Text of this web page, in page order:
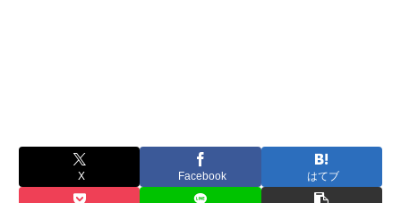
X Facebook はてブ